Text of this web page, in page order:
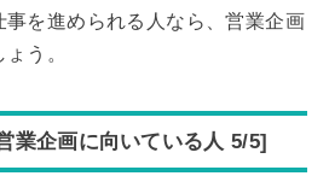
事を進められる人なら、営業企画
う。
業企画に向いている人 5/5]